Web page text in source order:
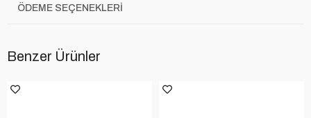
ÖDEME SEÇENEKLERI
Benzer Ürünler